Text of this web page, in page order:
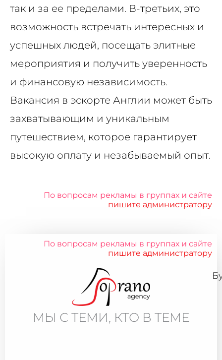
так и за ее пределами. В-третьих, это
возможность встречать интересных и
успешных людей, посещать элитные
мероприятия и получить уверенность
и финансовую независимость.
Вакансия в эскорте Англии может быть
захватывающим и уникальным
путешествием, которое гарантирует
высокую оплату и незабываемый опыт.
По вопросам рекламы в группах и сайте
пишите администратору
По вопросам рекламы в группах и сайте
пишите администратору
МЫ С ТЕМИ, КТО В ТЕМЕ